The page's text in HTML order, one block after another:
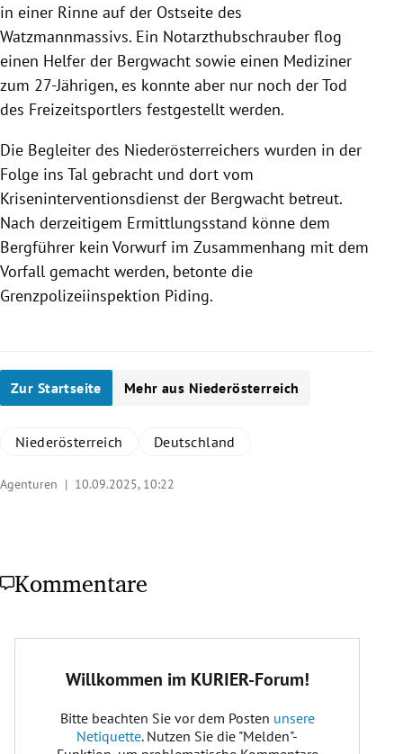
in einer Rinne auf der Ostseite des
Watzmannmassivs. Ein Notarzthubschrauber flog
einen Helfer der Bergwacht sowie einen Mediziner
zum 27-Jährigen, es konnte aber nur noch der Tod
des Freizeitsportlers festgestellt werden.
Die Begleiter des Niederösterreichers wurden in der
Folge ins Tal gebracht und dort vom
Kriseninterventionsdienst der Bergwacht betreut.
Nach derzeitigem Ermittlungsstand könne dem
Bergführer kein Vorwurf im Zusammenhang mit dem
Vorfall gemacht werden, betonte die
Grenzpolizeiinspektion Piding.
Zur Startseite Mehr aus Niederösterreich
Niederösterreich Deutschland
Agenturen | 10.09.2025, 10:22
Kommentare